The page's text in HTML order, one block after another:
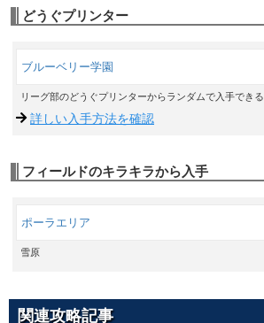
どうぐプリンター
ブルーベリー学園
リーグ部のどうぐプリンターからランダムで入手できる
詳しい入手方法を確認
フィールドのキラキラから入手
ポーラエリア
雪原
関連攻略記事